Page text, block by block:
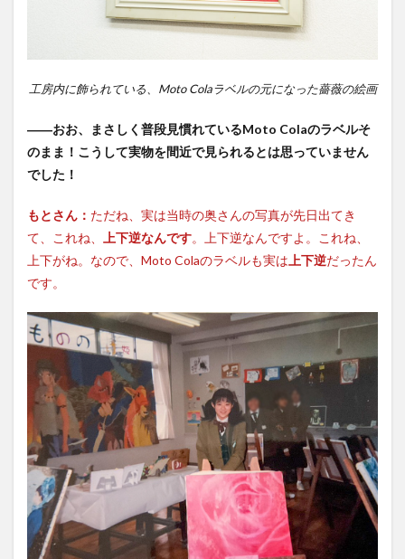
工房内に飾られている、Moto Colaラベルの元になった薔薇の絵画
――おお、まさしく普段見慣れているMoto Colaのラベルそ
のまま！こうして実物を間近で見られるとは思っていません
でした！
もとさん： ただね、実は当時の奥さんの写真が先日出てき
て、これね、
上下逆なんです。上下逆なんですよ。これね、
上下がね。なので、Moto Colaのラベルも実は 上下逆だったん
です。